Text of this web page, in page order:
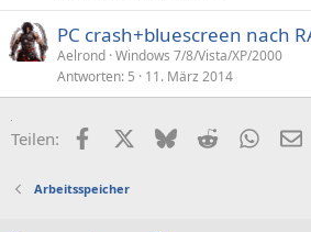
PC crash+bluescreen nach
Aelrond Windows 7/8/Vista/XP/2000
Antworten 5 11. März 2014
Teilen: FacebookX (Twitter)
BlueskyReddit
Arbeitsspeicher